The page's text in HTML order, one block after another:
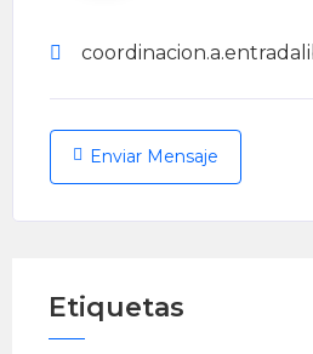
Enviar Mensaje
Etiquetas